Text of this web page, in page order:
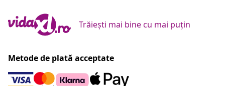
Trăiești mai bine cu mai puțin
Metode de plată acceptate